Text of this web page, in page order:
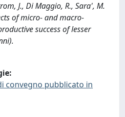
J., Di Maggio, R., Sara', M.
of micro- and macro-
success of lesser
convegno pubblicato in